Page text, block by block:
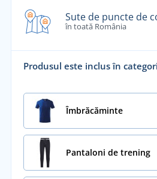
Sute de puncte de
în toată România
Produsul este inclus în
Îmbrăcăminte
Pantaloni de trening